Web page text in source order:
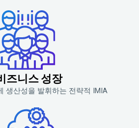
즈니스 성장
생산성을 발휘하는 전략적 IMIA